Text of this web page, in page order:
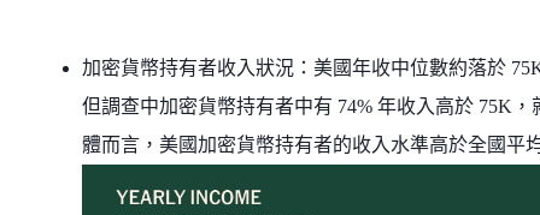
加密貨幣持有者收入狀況：美國年收中位數約落於
但調查中加密貨幣持有者中有 74% 年收入高於 75K，
體而言，美國加密貨幣持有者的收入水準高於全國平